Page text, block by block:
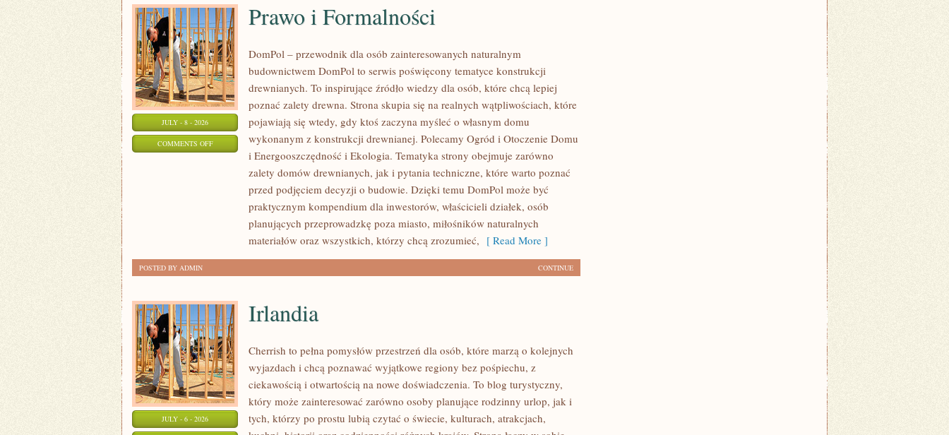
JULY - 8 - 2026
COMMENTS OFFON
FORMALNOŚCI
Prawo i Formalności
DomPol – przewodnik dla osób zainteresowanych naturalnym
budownictwem DomPol to serwis poświęcony tematyce konstrukcji
drewnianych. To inspirujące źródło wiedzy dla osób, które chcą lepiej
poznać zalety drewna. Strona skupia się na realnych wątpliwościach, które
pojawiają się wtedy, gdy ktoś zaczyna myśleć o własnym domu
wykonanym z konstrukcji drewnianej. Polecamy Ogród i Otoczenie Domu
i Energooszczędność i Ekologia. Tematyka strony obejmuje zarówno
zalety domów drewnianych, jak i pytania techniczne, które warto poznać
przed podjęciem decyzji o budowie. Dzięki temu DomPol może być
praktycznym kompendium dla inwestorów, właścicieli działek, osób
planujących przeprowadzkę poza miasto, miłośników naturalnych
materiałów oraz wszystkich, którzy chcą zrozumieć, [ Read More ]
CONTINUE
POSTED BY ADMIN
JULY - 6 - 2026
Irlandia
Cherrish to pełna pomysłów przestrzeń dla osób, które marzą o kolejnych
wyjazdach i chcą poznawać wyjątkowe regiony bez pośpiechu, z
ciekawością i otwartością na nowe doświadczenia. To blog turystyczny,
który może zainteresować zarówno osoby planujące rodzinny urlop, jak i
tych, którzy po prostu lubią czytać o świecie, kulturach, atrakcjach,